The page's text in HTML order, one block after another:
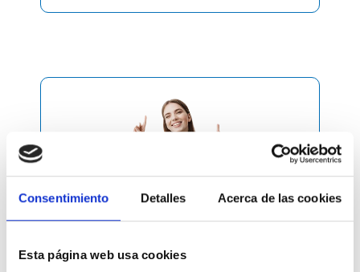
Consentimiento Detalles Acerca de las cookies
Esta página web usa cookies